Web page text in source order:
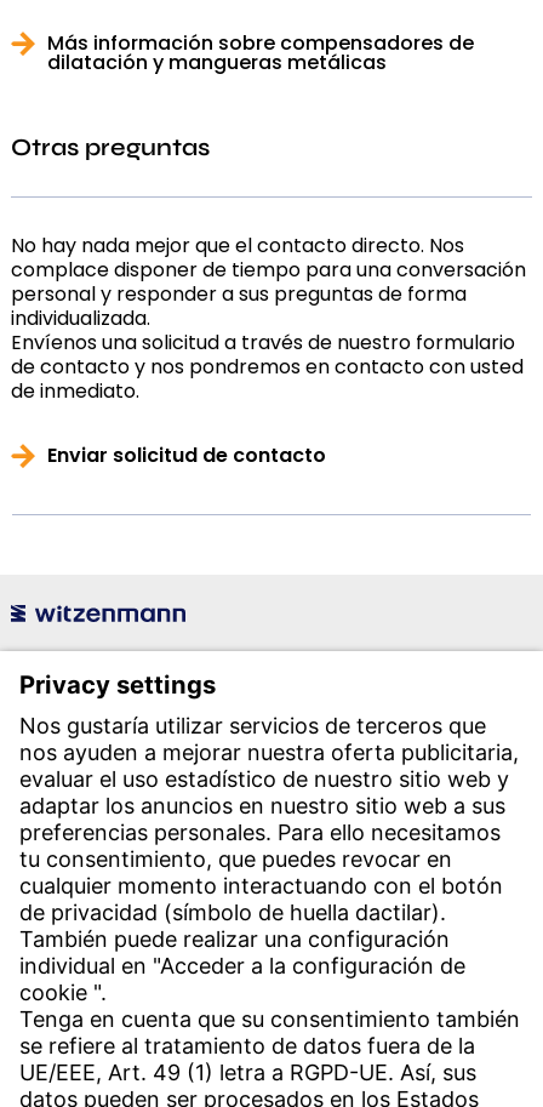
Más información sobre compensadores de
dilatación y mangueras metálicas
Otras preguntas
No hay nada mejor que el contacto directo. Nos
complace disponer de tiempo para una conversación
personal y responder a sus preguntas de forma
individualizada.
Envíenos una solicitud a través de nuestro formulario
de contacto y nos pondremos en contacto con usted
de inmediato.
Enviar solicitud de contacto
Polígono Industrial Henares
C/. Livorno s/n
19004 Guadalajara
Teléfono recepción:
+34 949 325 200(24 horas)
Contacto
Sedes en todo el mundo
Contacto